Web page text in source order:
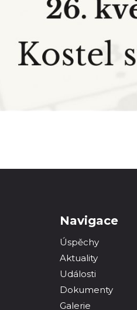
Navigace
Úspěchy
Aktuality
Události
Dokumenty
Galerie